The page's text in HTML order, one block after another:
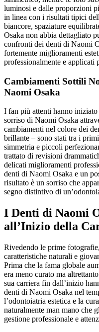
luminosi e dalle proporzioni
in linea con i risultati tipici
biancore, spaziature
Osaka non abbia dettagliato
confronti dei denti di Naomi
fortemente miglioramenti
professionalmente e applicati
Cambiamenti Sottili
Naomi Osaka
I fan più attenti hanno
sorriso di Naomi Osaka
cambiamenti nel colore dei
brillante – sono stati tra i
simmetria e piccoli
trattato di revisioni
delicati miglioramenti
denti di Naomi Osaka e un
risultato è un sorriso che
segno distintivo di
I Denti di Naomi
all’Inizio della
Rivedendo le prime
caratteristiche naturali e
Prima che la fama globale
era meno curato ma
sua carriera fin dall’inizio
denti di Naomi Osaka nel
l’odontoiatria estetica e la
naturalmente man mano che
gestione professionale e